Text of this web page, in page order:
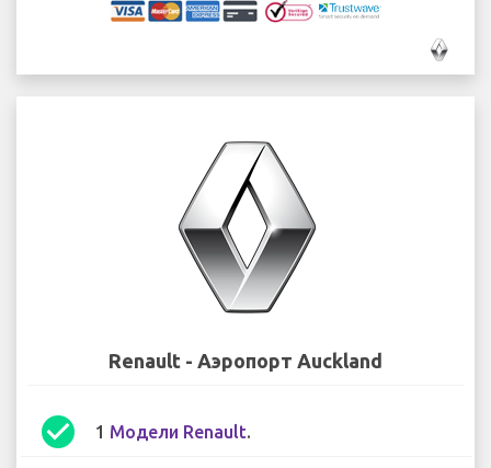
Renault - Аэропорт Auckland
check_circle 1 Модели Renault.